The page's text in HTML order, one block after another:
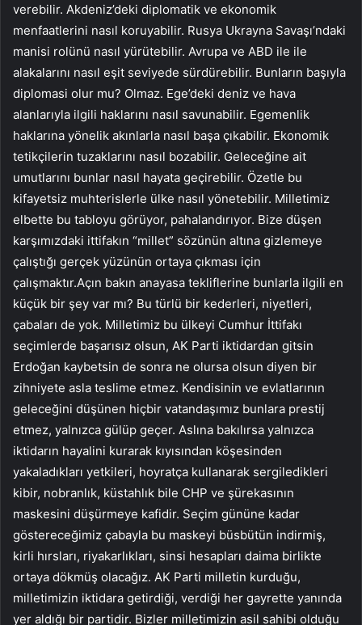
verebilir. Akdeniz’deki diplomatik ve ekonomik
menfaatlerini nasıl koruyabilir. Rusya Ukrayna Savaşı’ndaki
manisi rolünü nasıl yürütebilir. Avrupa ve ABD ile ile
alakalarını nasıl eşit seviyede sürdürebilir. Bunların başıyla
diplomasi olur mu? Olmaz. Ege’deki deniz ve hava
alanlarıyla ilgili haklarını nasıl savunabilir. Egemenlik
haklarına yönelik akınlarla nasıl başa çıkabilir. Ekonomik
tetikçilerin tuzaklarını nasıl bozabilir. Geleceğine ait
umutlarını bunlar nasıl hayata geçirebilir. Özetle bu
kifayetsiz muhterislerle ülke nasıl yönetebilir. Milletimiz
elbette bu tabloyu görüyor, pahalandırıyor. Bize düşen
karşımızdaki ittifakın “millet” sözünün altına gizlemeye
çalıştığı gerçek yüzünün ortaya çıkması için
çalışmaktır.Açın bakın anayasa tekliflerine bunlarla ilgili en
küçük bir şey var mı? Bu türlü bir kederleri, niyetleri,
çabaları de yok. Milletimiz bu ülkeyi Cumhur İttifakı
seçimlerde başarısız olsun, AK Parti iktidardan gitsin
Erdoğan kaybetsin de sonra ne olursa olsun diyen bir
zihniyete asla teslime etmez. Kendisinin ve evlatlarının
geleceğini düşünen hiçbir vatandaşımız bunlara prestij
etmez, yalnızca gülüp geçer. Aslına bakılırsa yalnızca
iktidarın hayalini kurarak kıyısından köşesinden
yakaladıkları yetkileri, hoyratça kullanarak sergiledikleri
kibir, nobranlık, küstahlık bile CHP ve şürekasının
maskesini düşürmeye kafidir. Seçim gününe kadar
göstereceğimiz çabayla bu maskeyi büsbütün indirmiş,
kirli hırsları, riyakarlıkları, sinsi hesapları daima birlikte
ortaya dökmüş olacağız. AK Parti milletin kurduğu,
milletimizin iktidara getirdiği, verdiği her gayrette yanında
yer aldığı bir partidir. Bizler milletimizin asil sahibi olduğu